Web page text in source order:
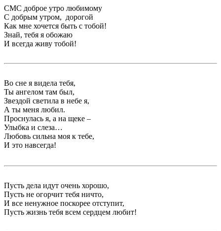
СМС доброе утро любимому
С добрым утром, дорогой
Как мне хочется быть с тобой!
Знай, тебя я обожаю
И всегда живу тобой!
Во сне я видела тебя,
Ты ангелом там был,
Звездой светила в небе я,
А ты меня любил.
Проснулась я, а на щеке –
Улыбка и слеза…
Любовь сильна моя к тебе,
И это навсегда!
Пусть дела идут очень хорошо,
Пусть не огорчит тебя ничто,
И все ненужное поскорее отступит,
Пусть жизнь тебя всем сердцем любит!